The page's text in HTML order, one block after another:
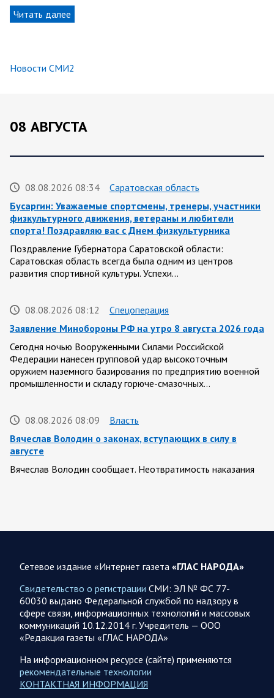
Читать далее
Новости СМИ2
08 АВГУСТА
08.08.2026 08:34
Саратовская область
Бусаргин: Уважаемые спортсмены, тренеры, участники
физкультурного движения, ветераны и любители
спорта! Поздравляю вас с Днем физкультурника
Поздравление Губернатора Саратовской области:
Саратовская область всегда была одним из центров
развития спортивной культуры. Успехи…
08.08.2026 08:12
Спецоперация
Заявление Минобороны РФ на утро 8 августа 2026 года
Сегодня ночью Вооруженными Силами Российской
Федерации нанесен групповой удар высокоточным
оружием наземного базирования по предприятию военной
промышленности и складу горюче-смазочных…
08.08.2026 08:09
Власть
Вячеслав Володин о законах, вступающих в силу в
августе
Вячеслав Володин сообщает. Неотвратимость наказания
08.08.2026 07:43
Белгородская область
население приграничных районов. Данные на 8 августа
силах ничего противопоставить на поле боя, атаковала
гражданское население Белгородской…
08.08.2026 06:51
Спецоперация
Сводка на утро 8 августа 2026 года от Двух майоров
Ночью ВС России ударили ракетным вооружением по
Киеву. Также прилетело по объектам в Днепровской,
Сетевое издание «Интернет газета «ГЛАС НАРОДА»
Свидетельство о регистрации СМИ: ЭЛ № ФС 77-
60030 выдано Федеральной службой по надзору в
сфере связи, информационных технологий и массовых
коммуникаций 10.12.2014 г. Учредитель — ООО
«Редакция газеты «ГЛАС НАРОДА»
На информационном ресурсе (сайте) применяются
рекомендательные технологии
КОНТАКТНАЯ ИНФОРМАЦИЯ